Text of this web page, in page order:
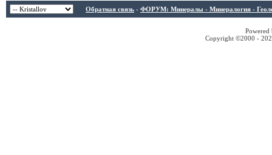
Обратная связь - ФОРУМ: Минералы - Минералогия -
Copyright ©2000 -